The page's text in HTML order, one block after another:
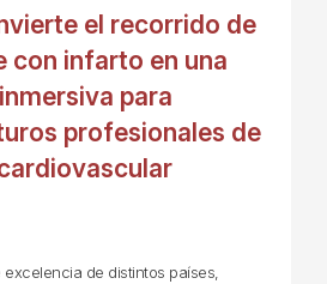
el recorrido de
con infarto en una
para
profesionales de
de distintos países,